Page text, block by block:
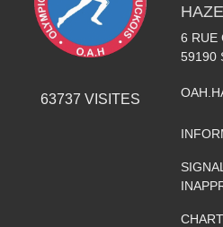
63737 VISITES
6 RUE
59190